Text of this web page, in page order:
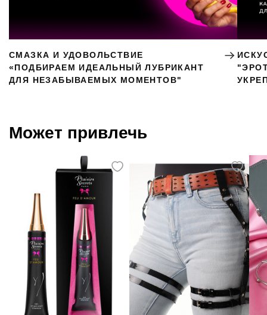
СМАЗКА И УДОВОЛЬСТВИЕ
«ПОДБИРАЕМ ИДЕАЛЬНЫЙ ЛУБРИКАНТ
ДЛЯ НЕЗАБЫВАЕМЫХ МОМЕНТОВ"
Может привлечь